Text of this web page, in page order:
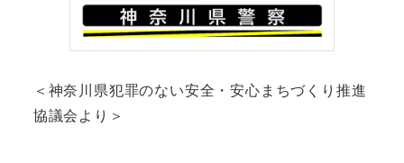
＜神奈川県犯罪のない安全・安心まちづくり推進
協議会より＞